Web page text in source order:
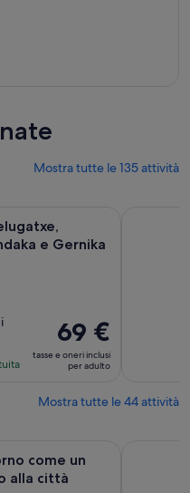
Mostra tutte le 135 attività
e Gernika
Il
prezzo
è
per
69 €
tasse e oneri inclusi
per adulto
Mostra tutte le 44 attività
come un
alla città